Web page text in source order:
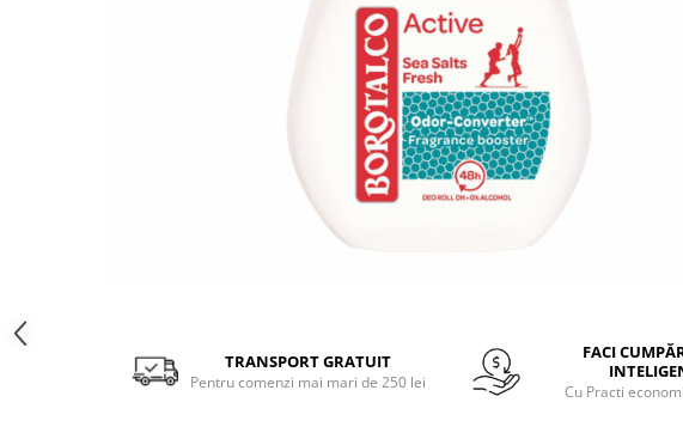
Solutie de indepartat rugina si
Tratament pentru par, conditioner
pentru par, masca de par
Vata demachianta
Facebook
TRANSPORT GRATUIT
Pentru comenzi mai mari de 250 lei
FACI
Cu Practi